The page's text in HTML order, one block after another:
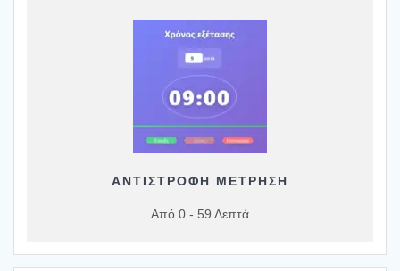
ΑΝΤΙΣΤΡΟΦΗ ΜΕΤΡΗΣΗ
Από 0 - 59 Λεπτά